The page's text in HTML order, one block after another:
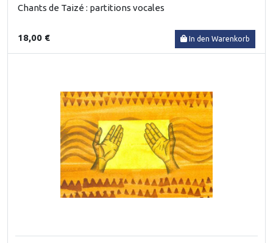
Chants de Taizé : partitions vocales
18,00 € In den Warenkorb